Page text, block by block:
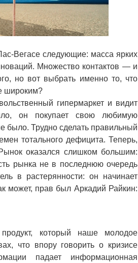
Вегасе следующие: масса ярких
Множество контактов — и
но вот выбрать именно то, что
широким?
гипермаркет и видит
он покупает свою любимую
было. Трудно сделать правильный
тотального дефицита. Теперь,
оказался слишком большим:
рынка не в последнюю очередь
в растерянности: он начинает
может, прав был Аркадий Райкин:
который наше молодое
что впору говорить о кризисе
падает информационная